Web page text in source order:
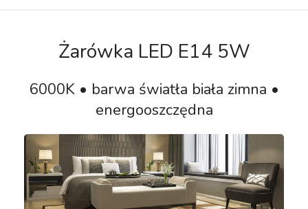
Żarówka LED E14 5W
6000K • barwa światła biała zimna •
energooszczędna